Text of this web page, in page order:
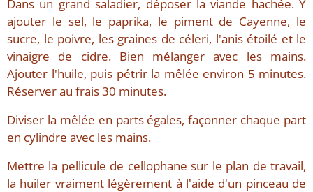
Dans un grand saladier, déposer la viande hachée. Y
ajouter le sel, le paprika, le piment de Cayenne, le
sucre, le poivre, les graines de céleri, l'anis étoilé et le
vinaigre de cidre. Bien mélanger avec les mains.
Ajouter l'huile, puis pétrir la mêlée environ 5 minutes.
Réserver au frais 30 minutes.
Diviser la mêlée en parts égales, façonner chaque part
en cylindre avec les mains.
Mettre la pellicule de cellophane sur le plan de travail,
la huiler vraiment légèrement à l'aide d'un pinceau de